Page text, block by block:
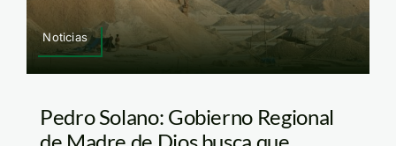
Noticias
Pedro Solano: Gobierno Regional